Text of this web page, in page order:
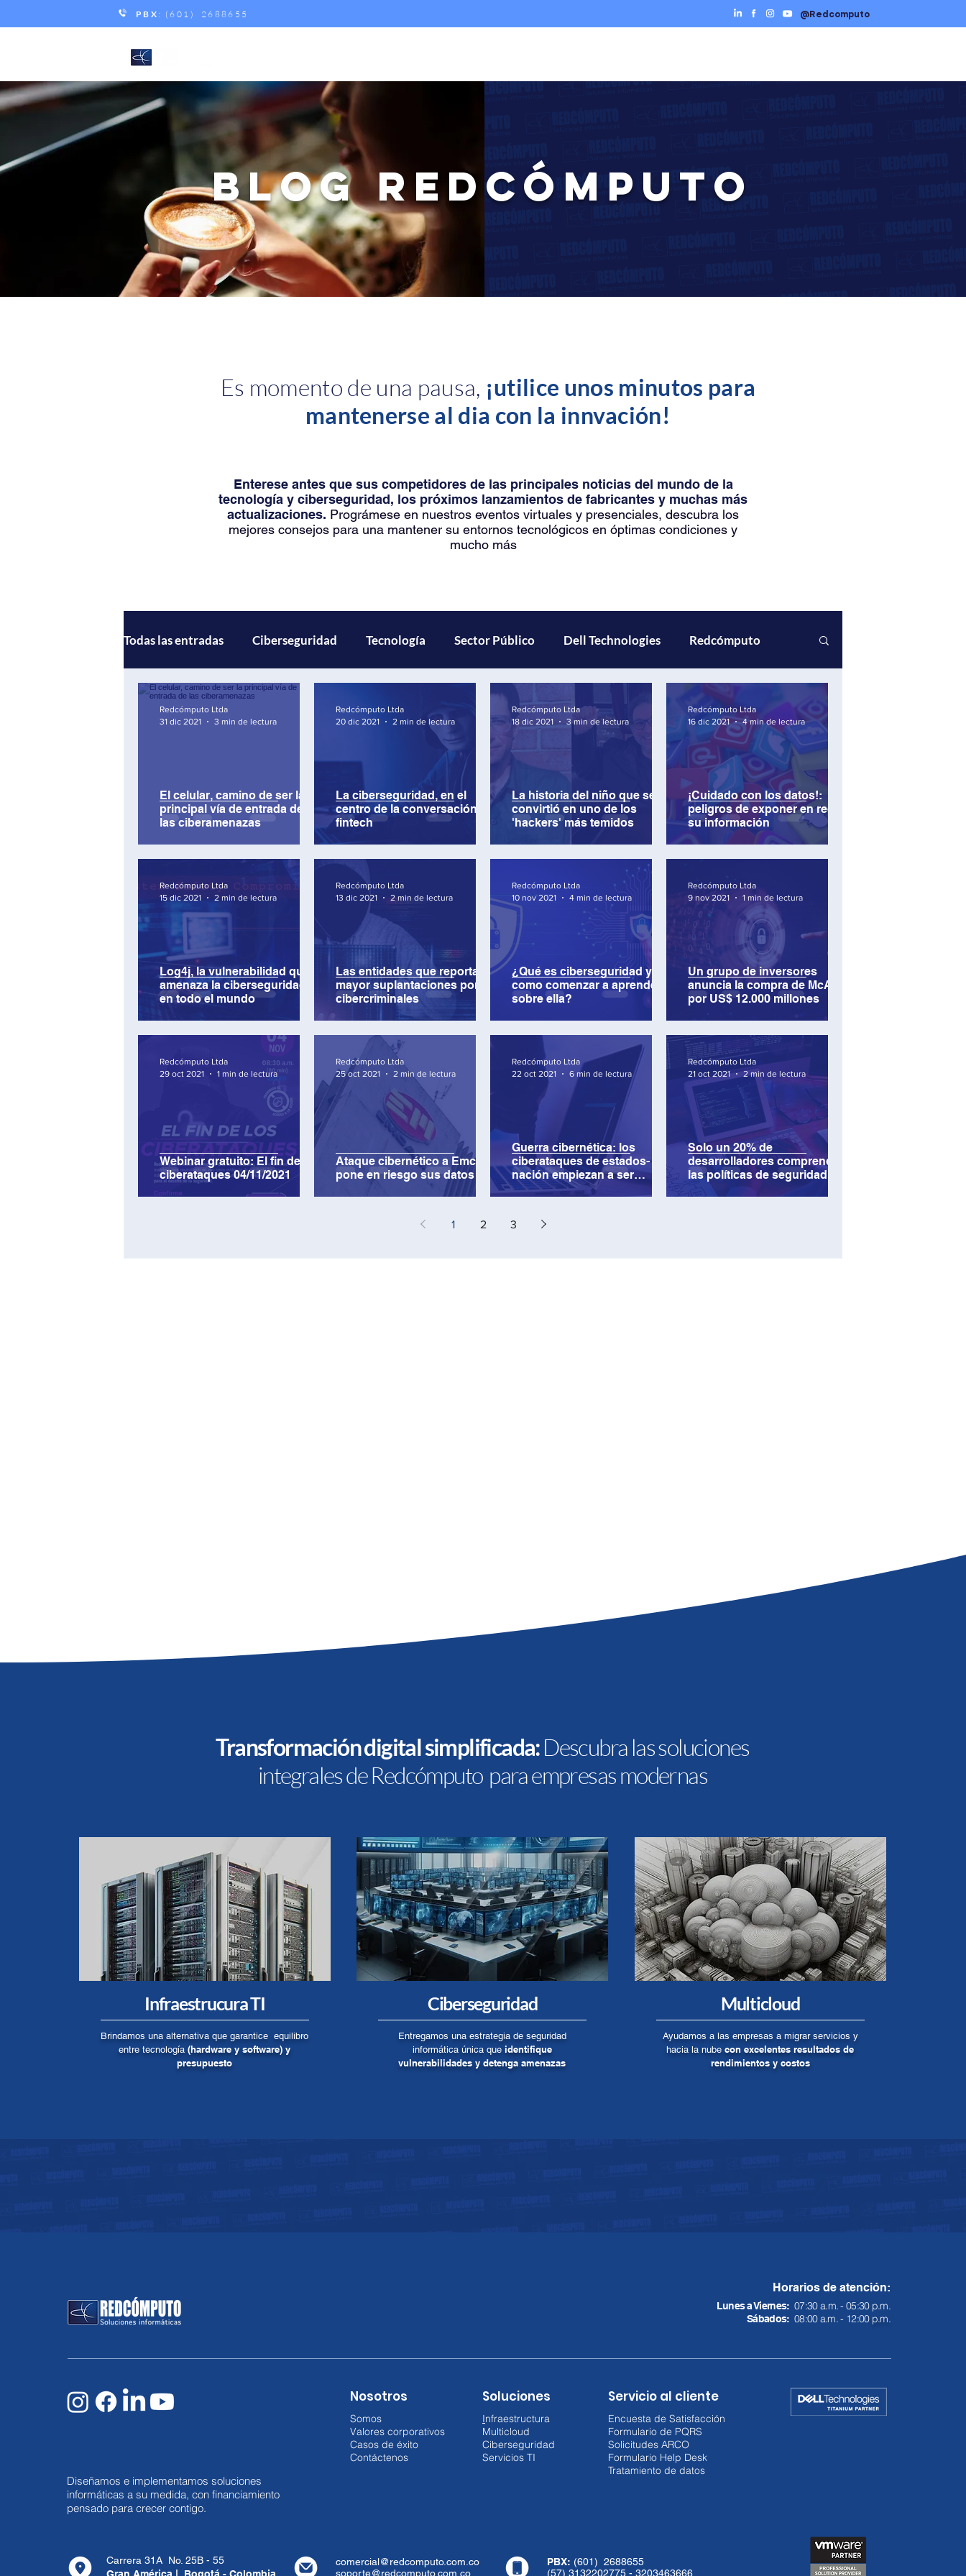
PBX : (601) 2688655 @Redcomputo
BLOG REDCÓMPUTO
Es momento de una pausa, ¡utilice unos minutos para
mantenerse al dia con la innvación!
Enterese antes que sus competidores de las principales noticias del mundo de la
tecnología y ciberseguridad, los próximos lanzamientos de fabricantes y muchas más
actualizaciones. Prográmese en nuestros eventos virtuales y presenciales, descubra los
mejores consejos para una mantener su entornos tecnológicos en óptimas condiciones y
mucho más
Todas las entradas Ciberseguridad Tecnología Sector Público Dell Technologies Redcómputo
Gestión de servicios Data center Curiosidades Tech Eventos Redcómputo
Redcómputo
El celular, camino de ser la
principal vía de entrada de
las ciberamenazas
Redcómputo Ltda
31 dic 2021
3 min de lectura
La ciberseguridad, en el
centro de la conversación
fintech
Redcómputo Ltda
20 dic 2021
2 min de lectura
La historia del niño que se
convirtió en uno de los
'hackers' más temidos
Redcómputo Ltda
18 dic 2021
3 min de lectura
¡Cuidado con los datos!:
peligros de exponer en redes
su información
Redcómputo Ltda
16 dic 2021
4 min de lectura
Log4j, la vulnerabilidad que
amenaza la ciberseguridad
en todo el mundo
Redcómputo Ltda
15 dic 2021
2 min de lectura
Las entidades que reportan
mayor suplantaciones por
cibercriminales
Redcómputo Ltda
13 dic 2021
2 min de lectura
¿Qué es ciberseguridad y
como comenzar a aprender
sobre ella?
Redcómputo Ltda
10 nov 2021
4 min de lectura
Un grupo de inversores
anuncia la compra de McAfee
por US$ 12.000 millones
Redcómputo Ltda
9 nov 2021
1 min de lectura
Webinar gratuito: El fin de los
ciberataques 04/11/2021
Redcómputo Ltda
29 oct 2021
1 min de lectura
Ataque cibernético a Emcali
pone en riesgo sus datos
Redcómputo Ltda
25 oct 2021
2 min de lectura
Guerra cibernética: los
ciberataques de estados-
nación empiezan a ser
preocupantes
Redcómputo Ltda
22 oct 2021
6 min de lectura
Solo un 20% de
desarrolladores comprende
las políticas de seguridad
que debe seguir
Redcómputo Ltda
21 oct 2021
2 min de lectura
1 2 3
Transformación digital simplificada:Descubra las soluciones
integrales de Redcómputo para empresas modernas
Infraestrucura TI
Brindamos una alternativa que garantice equilibro
entre tecnología (hardware y software) y
presupuesto
Ciberseguridad
Entregamos una estrategia de seguridad
informática única que identifique
vulnerabilidades y detenga amenazas
Multicloud
Ayudamos a las empresas a migrar servicios y
hacia la nube con excelentes resultados de
rendimientos y costos
Horarios de atención:
Lunes a Viernes: 07:30 a.m. - 05:30 p.m.
Sábados: 08:00 a.m. - 12:00p.m.
Diseñamos e implementamos soluciones
informáticas a su medida, con financiamiento
pensado para crecer contigo.
Nosotros
Somos
Valores corporativos
Casos de éxito
Contáctenos
Soluciones
Infraestructura
Multicloud
Ciberseguridad
Servicios TI
Servicio al cliente
Encuesta de Satisfacción
Formulario de PQRS
Solicitudes ARCO
Formulario Help Desk
Tratamiento de datos
Carrera 31A No. 25B - 55
comercial@redcomputo.com.co
soporte@redcomputo.com.co
PBX: (601) 2688655
(57) 3132202775 - 3203463666